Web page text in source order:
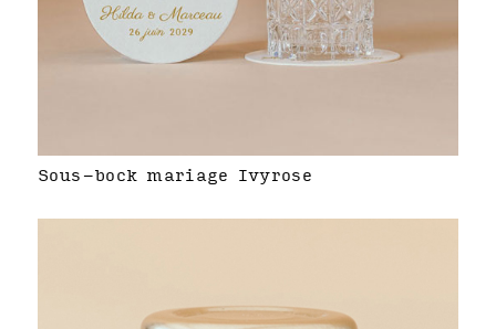
Sous-bock mariage Ivyrose